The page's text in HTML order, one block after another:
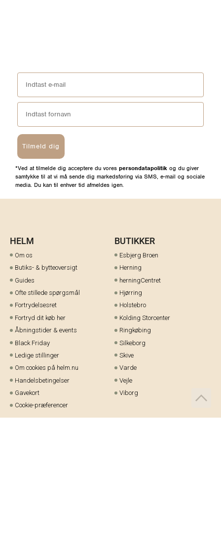
Tilmeld dig
*Ved at tilmelde dig acceptere du vores persondatapolitik og du giver
samtykke til at vi må sende dig markedsføring via SMS, e-mail og sociale
media. Du kan til enhver tid afmeldes igen.
HELM
Om os
Butiks- & bytteoversigt
Guides
Ofte stillede spørgsmål
Fortrydelsesret
Fortryd dit køb her
Åbningstider & events
Black Friday
Ledige stillinger
Om cookies på helm.nu
Handelsbetingelser
Gavekort
Cookie-præferencer
BUTIKKER
Esbjerg Broen
Herning
herningCentret
Hjørring
Holstebro
Kolding Storcenter
Ringkøbing
Silkeborg
Skive
Varde
Vejle
Viborg